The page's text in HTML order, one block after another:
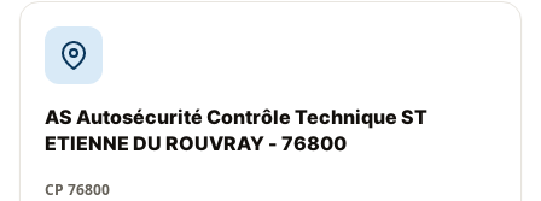
AS Autosécurité Contrôle Technique ST
ETIENNE DU ROUVRAY - 76800
CP 76800